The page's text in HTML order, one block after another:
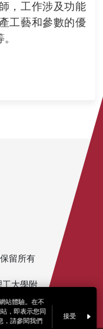
站體驗。在不
，即表示您同
，請參閱我們
接受
，工作涉及功能
工藝和參數的優
留所有
工大學附